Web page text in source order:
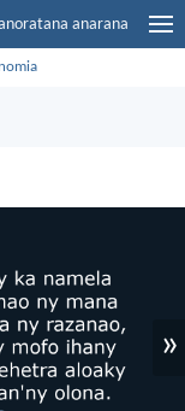
anarana
»